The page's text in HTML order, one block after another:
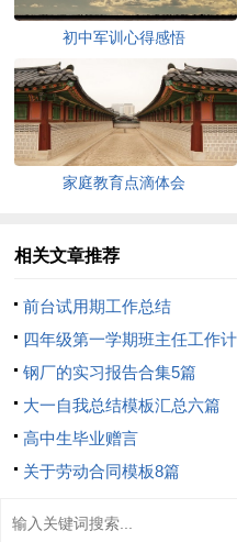
初中军训心得感悟
家庭教育点滴体会
相关文章推荐
前台试用期工作总结
四年级第一学期班主任工作计
划钢厂的实习报告合集5篇
大一自我总结模板汇总六篇
高中生毕业赠言
关于劳动合同模板8篇